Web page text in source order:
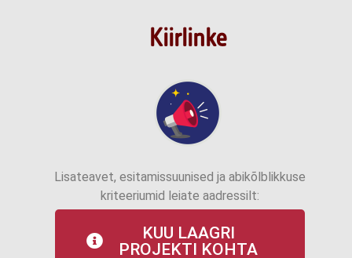
Kiirlinke
Lisateavet, esitamissuunised ja abikõlblikkuse
kriteeriumid leiate aadressilt:
KUU LAAGRI
PROJEKTI KOHTA